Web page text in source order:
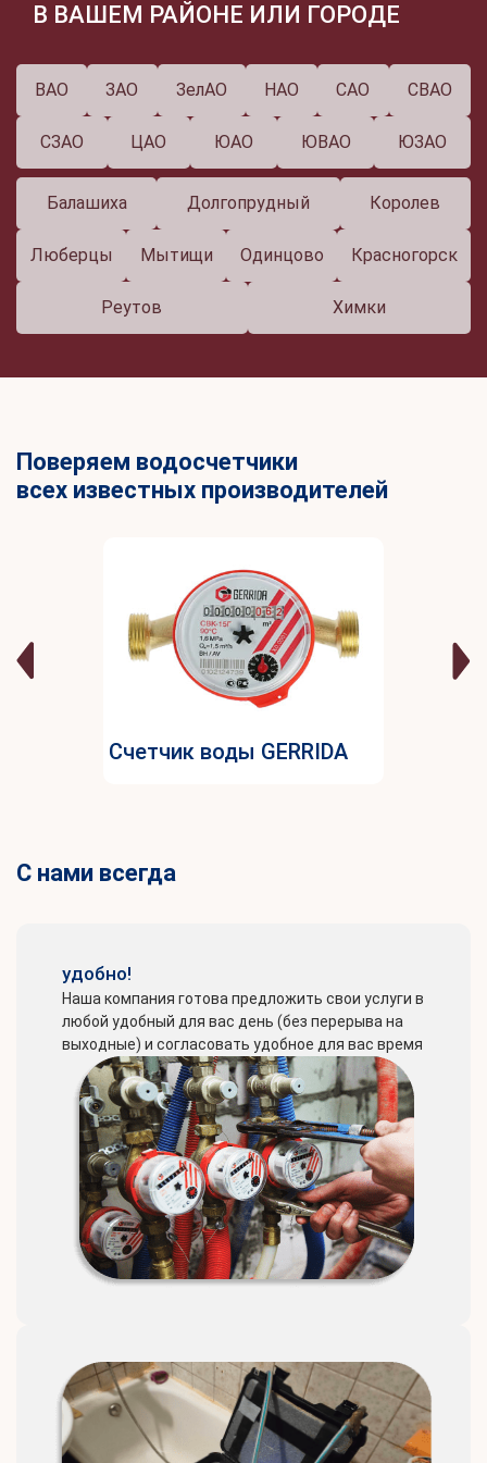
В ВАШЕМ РАЙОНЕ ИЛИ ГОРОДЕ
ВАО ЗАО ЗелАО НАО САО СВАО
СЗАО ЦАО ЮАО ЮВАО ЮЗАО
Балашиха Долгопрудный Королев
Люберцы Мытищи Одинцово Красногорск
Реутов Химки
Поверяем водосчетчики
всех известных производителей
Счетчик воды GERRIDA
С нами всегда
удобно!
Наша компания готова предложить свои услуги в
любой удобный для вас день (без перерыва на
выходные) и согласовать удобное для вас время